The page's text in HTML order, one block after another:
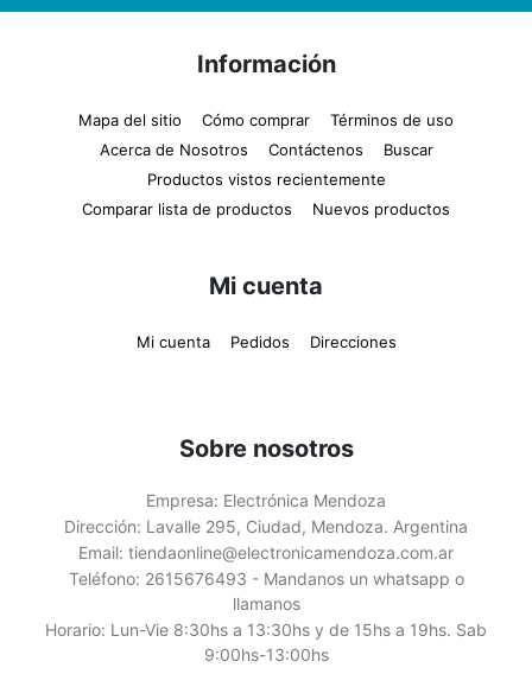
Información
Mapa del sitio Cómo comprar
Términos de uso
Acerca de Nosotros
Contáctenos
Buscar
Productos vistos recientemente
Comparar lista de productos
Nuevos productos
Mi cuenta
Mi cuenta Pedidos Direcciones
Sobre nosotros
Empresa: Electrónica Mendoza
Dirección: Lavalle 295, Ciudad, Mendoza. Argentina
Email: tiendaonline@electronicamendoza.com.ar
Teléfono: 2615676493 - Mandanos un whatsapp o
llamanos
Horario: Lun-Vie 8:30hs a 13:30hs y de 15hs a 19hs. Sab
9:00hs-13:00hs